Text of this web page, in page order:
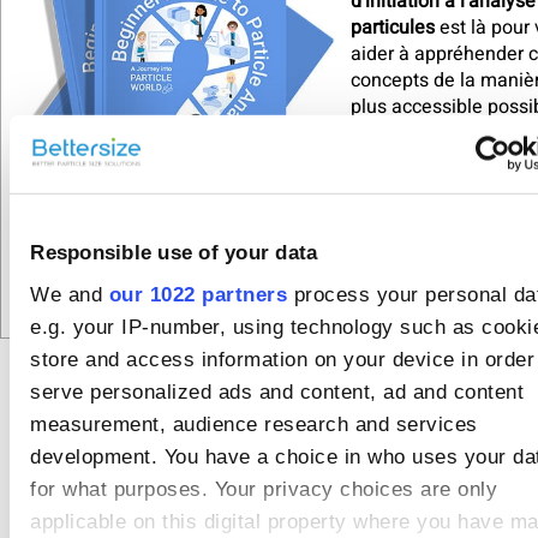
Responsible use of your data
We and our 1022 partners process your personal
e.g. your IP-number, using technology such as
store and access information on your device in
serve personalized ads and content, ad and content
measurement, audience research and services
development. You have a choice in who uses your
for what purposes. Your privacy choices are only
applicable on this digital property where you have
particulesest là pour
aider à appréhender
concepts de la
plus accessible
Téléchargez-le au
pour le lire
Recommended
articles
Comment les